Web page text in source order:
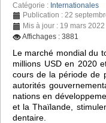
Catégorie : Internationales
Publication : 22
Mis à jour : 19 mars 2022
Affichages : 3881
Le marché mondial du
millions USD en 2020
cours de la période de
autorités
nations en
et la Thaïlande,
dentaire.